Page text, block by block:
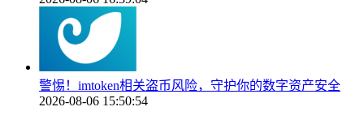
警惕！imtoken相关盗币风险，守护你的数字资产安全
2026-08-06 15:50:54